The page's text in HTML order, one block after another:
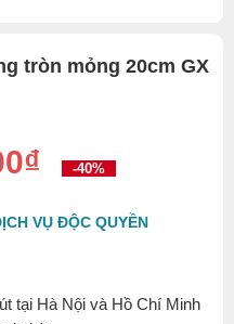
tròn mỏng 20cm GX
-40%
VỤ ĐỘC QUYỀN
tại Hà Nội và Hồ Chí Minh